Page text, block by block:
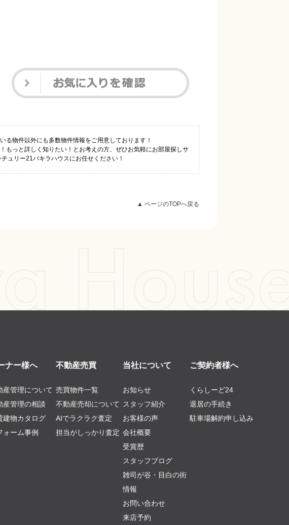
る物件以外にも多数物件情報をご用意しております！
もっと詳しく知りたい！とお考えの方、ぜひお気軽にお部屋探しサ
ュリー21パキラハウスにお任せください！
▲ ページのTOPへ戻る
ナー様へ
産管理について
産管理の相談
建物カタログ
ォーム事例
不動産売買
売買物件一覧
不動産売却について
AIでラクラク査定
担当がしっかり査定
当社について
お知らせ
スタッフ紹介
お客様の声
会社概要
受賞歴
スタッフブログ
雑司が谷・目白の街
情報
お問い合わせ
来店予約
ご契約者様へ
くらしーど24
退居の手続き
駐車場解約申し込み